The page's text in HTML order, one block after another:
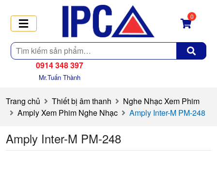
Tìm
kiếm
0
0914 348 397
Mr.Tuấn Thành
Trang chủ Thiết bị âm thanh
Nghe Nhạc Xem Phim
Amply Xem Phim Nghe Nhạc
Amply Inter-M PM-248
Amply Inter-M PM-248